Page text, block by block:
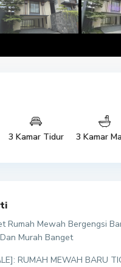
3 Kamar Tidur 3 Kamar
Rumah Mewah Bergengsi
Murah Banget
RUMAH MEWAH BARU